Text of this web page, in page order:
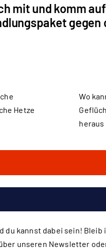
mit und komm
gegen
Hetze
Wo
heraus
du kannst dabei sein!
unseren Newsletter